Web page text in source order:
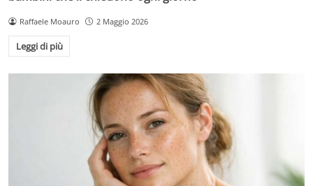
Raffaele Moauro 2 Maggio 2026
Leggi di più